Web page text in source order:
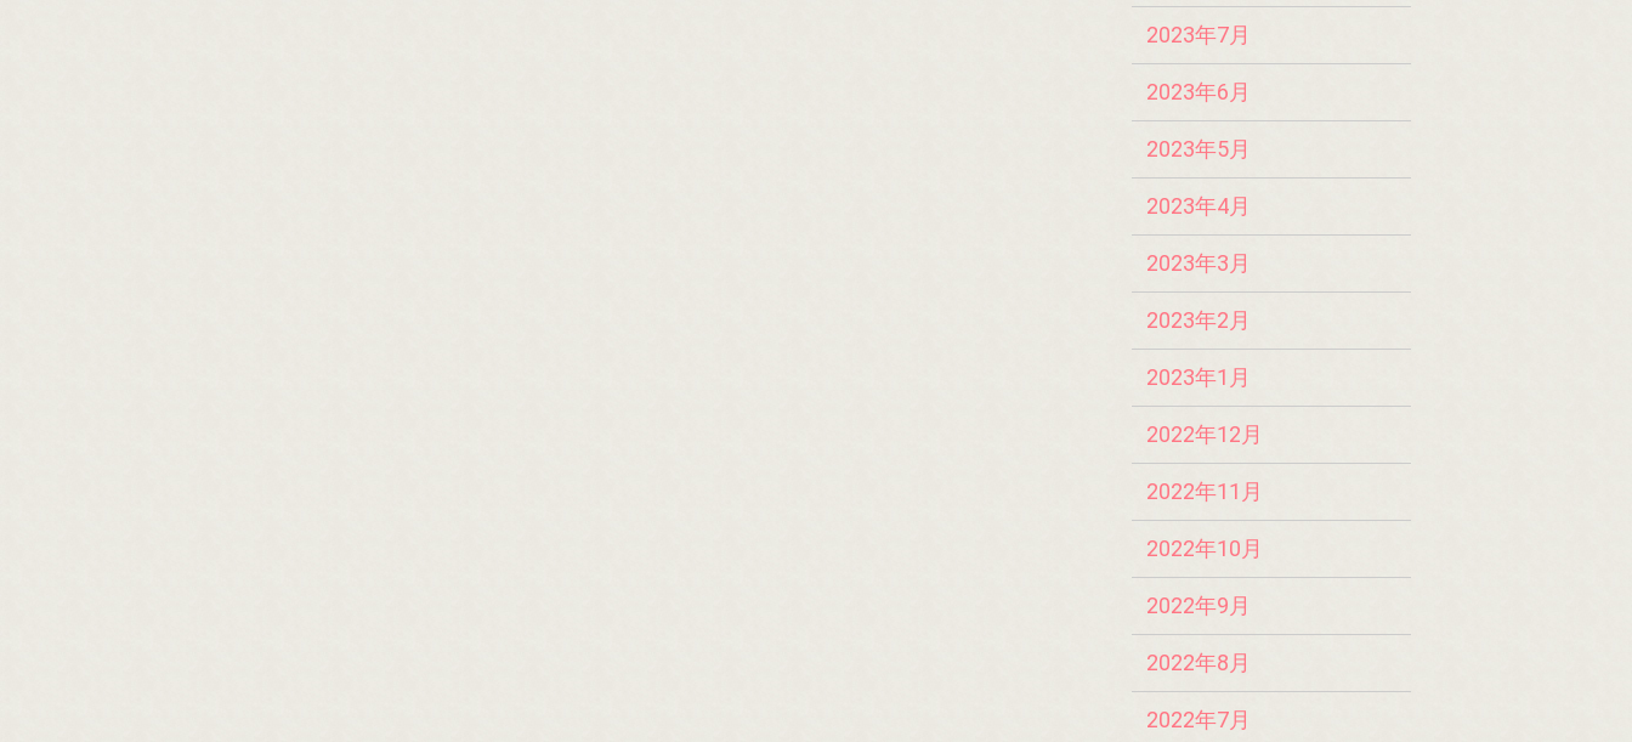
2023年7月
2023年6月
2023年5月
2023年4月
2023年3月
2023年2月
2023年1月
2022年12月
2022年11月
2022年10月
2022年9月
2022年8月
2022年7月